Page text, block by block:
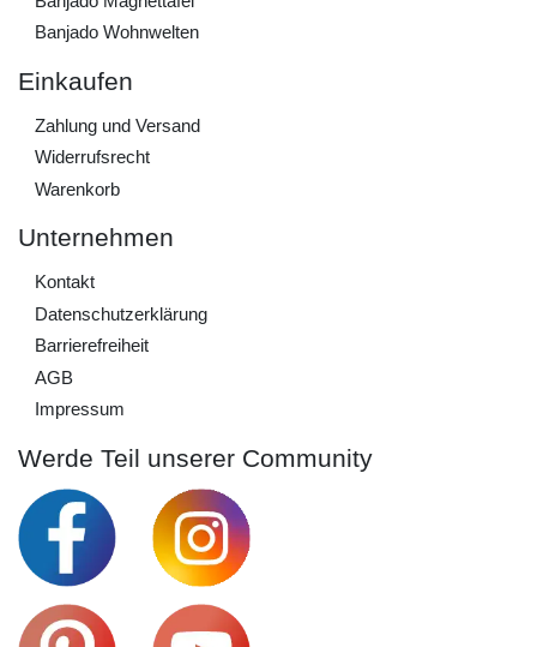
Banjado Wohnwelten
Einkaufen
Zahlung und Versand
Widerrufs­recht
Warenkorb
Unternehmen
Kontakt
Daten­schutz­erklärung
Barrierefreiheit
AGB
Impressum
Werde Teil unserer Community